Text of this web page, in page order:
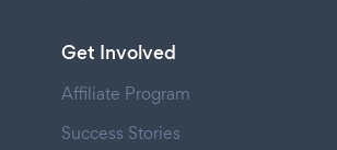
Get Involved
Affiliate Program
Success Stories